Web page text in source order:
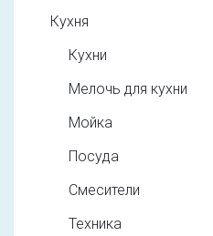
Кухня
Кухни
Мелочь для кухни
Мойка
Посуда
Смесители
Техника